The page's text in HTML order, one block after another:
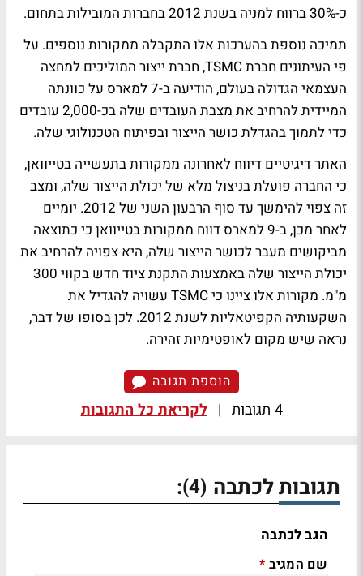
כ-30% ברווח למניה בשנת 2012 בחברות המובילות בתחום.
תמיכה נוספת בהערכות אלו התקבלה ממקורות נוספים. על
פי העיתונים חברת TSMC, חברת ייצור המוליכים למחצה
העצמאי הגדולה בעולם, הודיעה ב-7 למארס על כוונתה
המיידית להרחיב את מצבת העובדים שלה בכ-2,000 עובדים
כדי לתמוך בהגדלת כושר הייצור ובפיתוח הטכנולוגי שלה.
האתר דיגיטיים דיווח לאחרונה ממקורות בתעשייה בטייוואן,
כי החברה פועלת בניצול מלא של יכולת הייצור שלה, ומצב
זה צפוי להימשך עד סוף הרבעון השני של 2012. יומיים
לאחר מכן, ב-9 למארס דווח ממקורות בטייוואן כי כתוצאה
מביקושים מעבר לכושר הייצור שלה, היא צפויה להרחיב את
יכולת הייצור שלה באמצעות התקנת ציוד חדש בקווי 300
מ"מ. מקורות אלו ציינו כי TSMC עשויה להגדיל את
השקעותיה הקפיטאליות לשנת 2012. לכן בסופו של דבר,
נראה שיש מקום לאופטימיות זהירה.
הוספת תגובה
4 תגובות | לקריאת כל התגובות
תגובות לכתבה (4)
:
הגב לכתבה
שם המגיב *